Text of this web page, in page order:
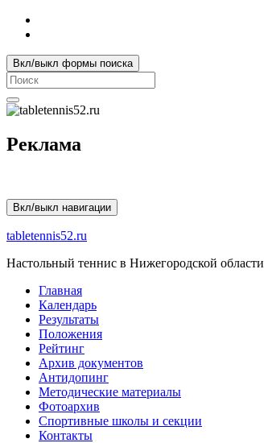
Вкл/выкл формы поиска
Search
for:
Реклама
Вкл/выкл навигации
tabletennis52.ru
Настольный теннис в Нижегородской области
Главная
Календарь
Результаты
Положения
Рейтинг
Архив документов
Антидопинг
Методические материалы
Фотоархив
Спортивные школы и секции
Контакты